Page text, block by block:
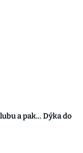
a pak… Dýka do